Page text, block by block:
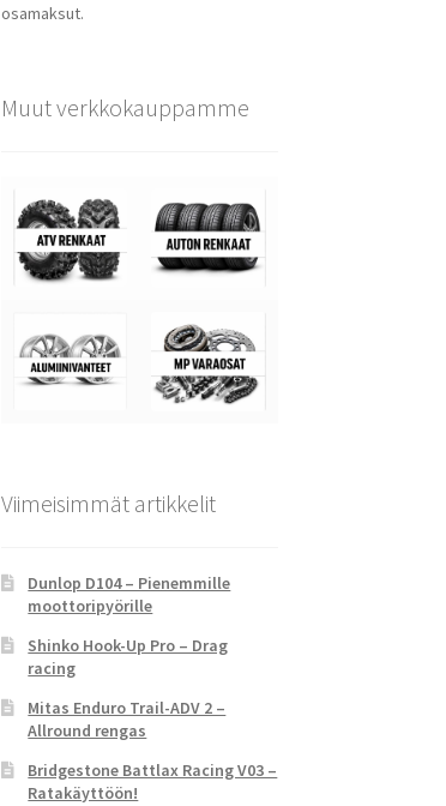
osamaksut.
Muut verkkokauppamme
Viimeisimmät artikkelit
Dunlop D104 – Pienemmille
moottoripyörille
Shinko Hook-Up Pro – Drag
racing
Mitas Enduro Trail-ADV 2 –
Allround rengas
Bridgestone Battlax Racing V03 –
Ratakäyttöön!